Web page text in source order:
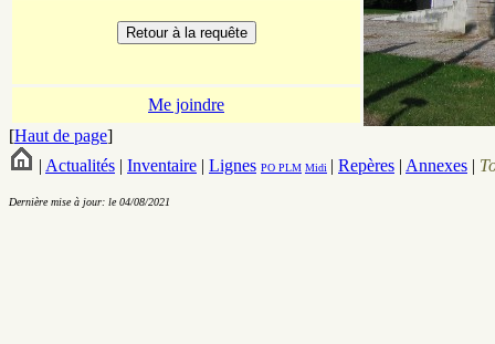
Me joindre
[Haut de page]
| Actualités | Inventaire | Lignes PO PLM Midi | Repères | Annexes |
Dernière mise à jour: le 04/08/2021